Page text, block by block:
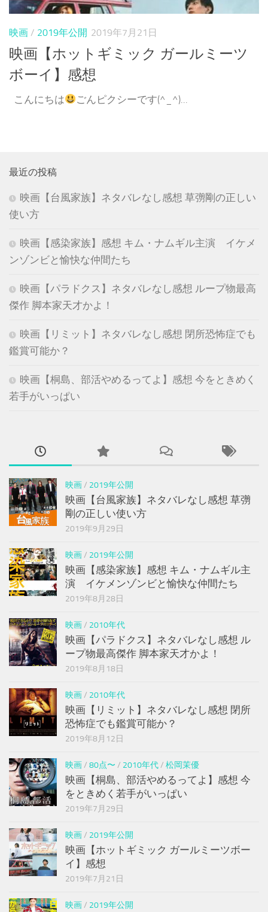
映画 / 2019年公開 2019年7月21日
映画【ホットギミック ガールミーツ
ボーイ】感想
こんにちは ごんピクシーです(^_^)...
最近の投稿
映画【台風家族】ネタバレなし感想 草彅剛の正しい
使い方
映画【感染家族】感想 キム・ナムギル主演 イケメ
ンゾンビと愉快な仲間たち
映画【パラドクス】ネタバレなし感想 ループ物最高
傑作 脚本家天才かよ！
映画【リミット】ネタバレなし感想 閉所恐怖症でも
鑑賞可能か？
映画【桐島、部活やめるってよ】感想 今をときめく
若手がいっぱい
映画/ 2019年公開
映画【台風家族】ネタバレなし感想 草彅
剛の正しい使い方
2019年9月29日
映画/ 2019年公開
映画【感染家族】感想 キム・ナムギル主
演 イケメンゾンビと愉快な仲間たち
2019年8月28日
映画/ 2010年代
映画【パラドクス】ネタバレなし感想 ル
ープ物最高傑作 脚本家天才かよ！
2019年8月18日
映画/ 2010年代
映画【リミット】ネタバレなし感想 閉所
恐怖症でも鑑賞可能か？
2019年8月12日
映画/ 80点〜 / 2010年代/ 松岡茉優
映画【桐島、部活やめるってよ】感想 今
をときめく若手がいっぱい
2019年7月29日
映画/ 2019年公開
映画【ホットギミック ガールミーツボー
イ】感想
2019年7月21日
映画/ 2019年公開